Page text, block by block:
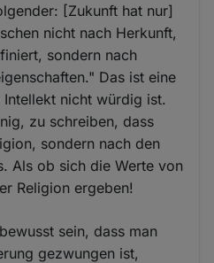
[Zukunft hat nur]
nicht nach Herkunft,
sondern nach
Das ist eine
Intellekt nicht würdig ist.
zu schreiben, dass
sondern nach den
Als ob sich die Werte von
Religion ergeben!
sein, dass man
gezwungen ist,